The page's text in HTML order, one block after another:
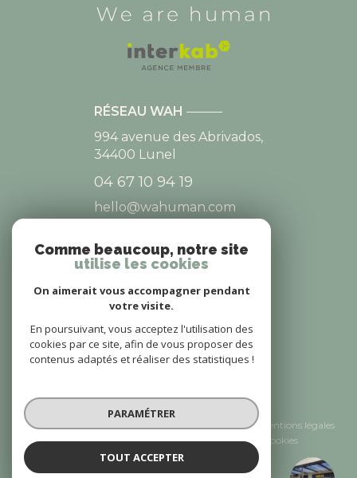
WAH Saint-Gély-du-Fesc
RÉSEAU WAH
994 avenue des Abrivados,
34400 Lunel
04 67 10 94 19
hello@wahuman.com
NOS RÉSEAUX
NOUS SUIVRE
Mentions légales
Admin
Politique RGPD Cookies
Réalisé par :
Comme beaucoup, notre site
utilise les cookies
On aimerait vous accompagner pendant
votre visite.
En poursuivant, vous acceptez l'utilisation des
cookies par ce site, afin de vous proposer des
contenus adaptés et réaliser des statistiques !
PARAMÉTRER
TOUT ACCEPTER